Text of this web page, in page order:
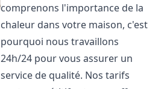
comprenons l'importance de la
chaleur dans votre maison, c'est
pourquoi nous travaillons
24h/24 pour vous assurer un
service de qualité. Nos tarifs